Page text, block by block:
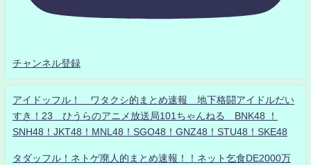
チャンネル登録
アイドッフル！ ワタクシ的まとめ速報 地下格闘アイドルだい
すき！23 ひうらのアニメ放送局101ちゃんねる BNK48 ！
SNH48！JKT48！MNL48！SGO48！GNZ48！STU48！SKE48
タダッフル！ネトゲ廃人的まとめ速報！！ネット乞食DE2000万